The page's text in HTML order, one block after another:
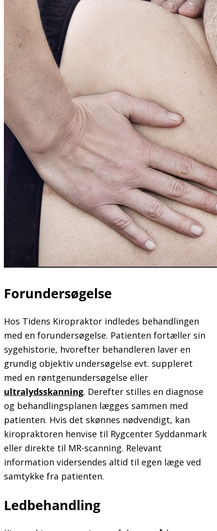
Forundersøgelse
Hos Tidens Kiropraktor indledes behandlingen
med en forundersøgelse. Patienten fortæller sin
sygehistorie, hvorefter behandleren laver en
grundig objektiv undersøgelse evt. suppleret
med en røntgenundersøgelse eller
ultralydsskanning. Derefter stilles en diagnose
og behandlingsplanen lægges sammen med
patienten. Hvis det skønnes nødvendigt, kan
kiropraktoren henvise til Rygcenter Syddanmark
eller direkte til MR-scanning. Relevant
information vidersendes altid til egen læge ved
samtykke fra patienten.
Ledbehandling